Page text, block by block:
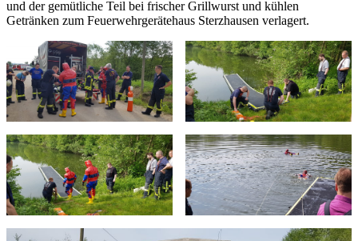
und der gemütliche Teil bei frischer Grillwurst und kühlen
Getränken zum Feuerwehrgerätehaus Sterzhausen verlagert.